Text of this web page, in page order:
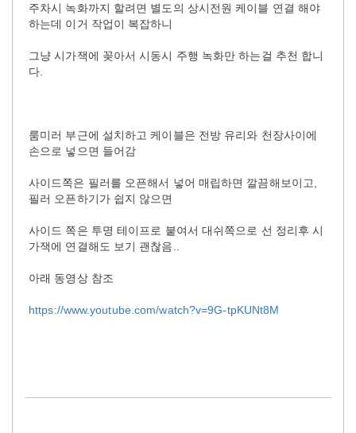
주차시 녹화까지 할려면 별도의 상시전원 케이블 연결 해야
하는데 이거 작업이 복잡하니
그냥 시가잭에 꽂아서 시동시 주행 녹화만 하는걸 추천 합니
다.
룸미러 부근에 설치하고 케이블은 전방 유리와 천장사이에
손으로 넣으면 들어감
사이드쪽은 필러를 오픈해서 넣어 매립하면 깔끔해보이고,
필러 오픈하기가 쉽지 않으면
사이드 쪽은 투명 테이프로 붙여서 대쉬쪽으로 선 정리후 시
가잭에 연결해도 보기 괜찮음..
아래 동영상 참조
https://www.youtube.com/watch?v=9G-tpKUNt8M